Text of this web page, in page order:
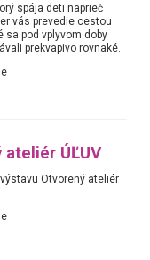
spája deti naprieč
vás prevedie cestou
sa pod vplyvom doby
prekvapivo rovnaké.
ateliér ÚĽUV
Otvorený ateliér